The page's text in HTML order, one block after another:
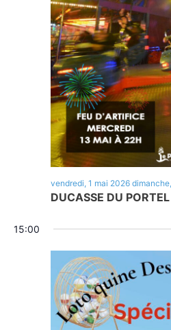
DUCASSE DU
vendredi, 1 mai 2026
15:00